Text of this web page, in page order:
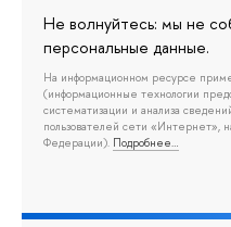
Не волнуйтесь: мы не
персональные данные.
На информационном ресурсе
(информационные технологии
систематизации и анализа
пользователей сети «Интернет»,
Федерации). Подробнее…